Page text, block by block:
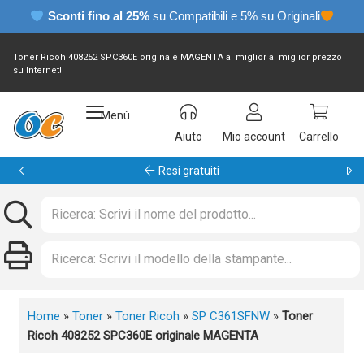
Sconti fino al 25% su Compatibili e 5% su Originali
Toner Ricoh 408252 SPC360E originale MAGENTA al miglior al miglior prezzo
su Internet!
Menù
Aiuto
Mio account Carrello
Garanzia 24 mesi
Home » Toner » Toner Ricoh » SP C361SFNW » Toner
Ricoh 408252 SPC360E originale MAGENTA